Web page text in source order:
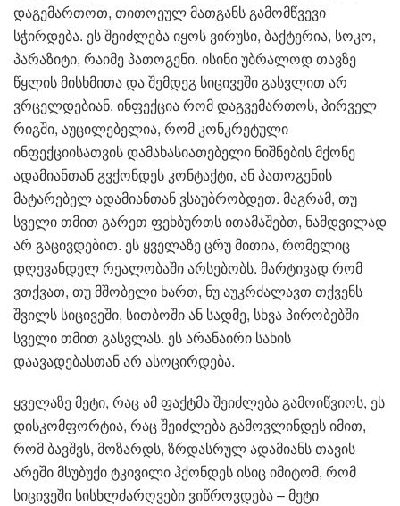
დაგემართოთ, თითოეულ მათგანს გამომწვევი
სჭირდება. ეს შეიძლება იყოს ვირუსი, ბაქტერია, სოკო,
პარაზიტი, რაიმე პათოგენი. ისინი უბრალოდ თავზე
წყლის მისხმითა და შემდეგ სიცივეში გასვლით არ
ვრცელდებიან. ინფექცია რომ დაგვემართოს, პირველ
რიგში, აუცილებელია, რომ კონკრეტული
ინფექციისათვის დამახასიათებელი ნიშნების მქონე
ადამიანთან გვქონდეს კონტაქტი, ან პათოგენის
მატარებელ ადამიანთან ვსაუბრობდეთ. მაგრამ, თუ
სველი თმით გარეთ ფეხბურთს ითამაშებთ, ნამდვილად
არ გაცივდებით. ეს ყველაზე ცრუ მითია, რომელიც
დღევანდელ რეალობაში არსებობს. მარტივად რომ
ვთქვათ, თუ მშობელი ხართ, ნუ აუკრძალავთ თქვენს
შვილს სიცივეში, სითბოში ან სადმე, სხვა პირობებში
სველი თმით გასვლას. ეს არანაირი სახის
დაავადებასთან არ ასოცირდება.
ყველაზე მეტი, რაც ამ ფაქტმა შეიძლება გამოიწვიოს, ეს
დისკომფორტია, რაც შეიძლება გამოვლინდეს იმით,
რომ ბავშვს, მოზარდს, ზრდასრულ ადამიანს თავის
არეში მსუბუქი ტკივილი ჰქონდეს ისიც იმიტომ, რომ
სიცივეში სისხლძარღვები ვიწროვდება – მეტი